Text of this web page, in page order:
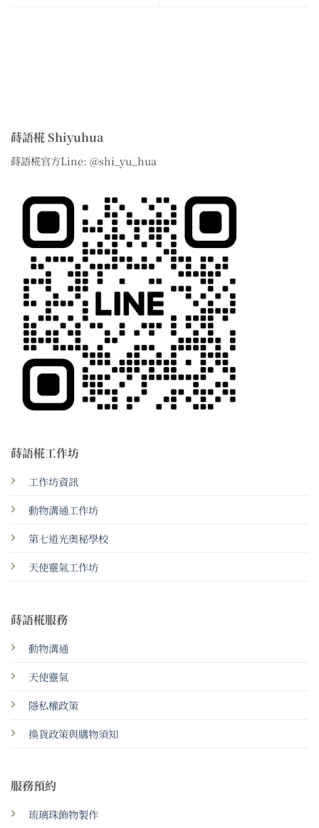
蒔語椛 Shiyuhua
蒔語椛官方Line: @shi_yu_hua
蒔語椛工作坊
工作坊資訊
動物溝通工作坊
第七道光奧秘學校
天使靈氣工作坊
蒔語椛服務
動物溝通
天使靈氣
隱私權政策
換貨政策與購物須知
服務預約
琉璃珠飾物製作